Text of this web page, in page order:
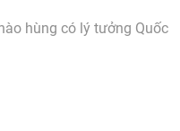
hùng có lý tưởng Quốc